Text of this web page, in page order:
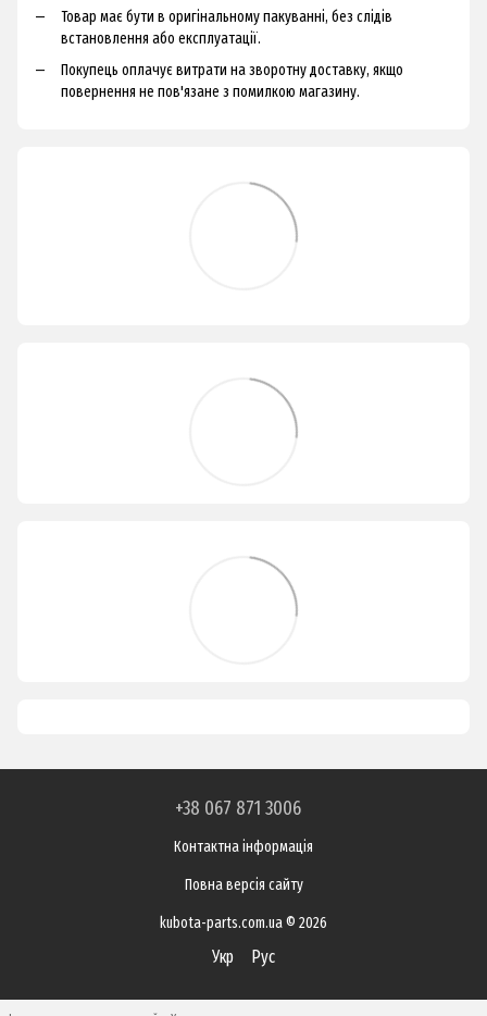
Товар має бути в оригінальному пакуванні, без слідів
встановлення або експлуатації.
Покупець оплачує витрати на зворотну доставку, якщо
повернення не пов'язане з помилкою магазину.
+38 067 871 3006
Контактна інформація
Повна версія сайту
kubota-parts.com.ua © 2026
Укр Рус